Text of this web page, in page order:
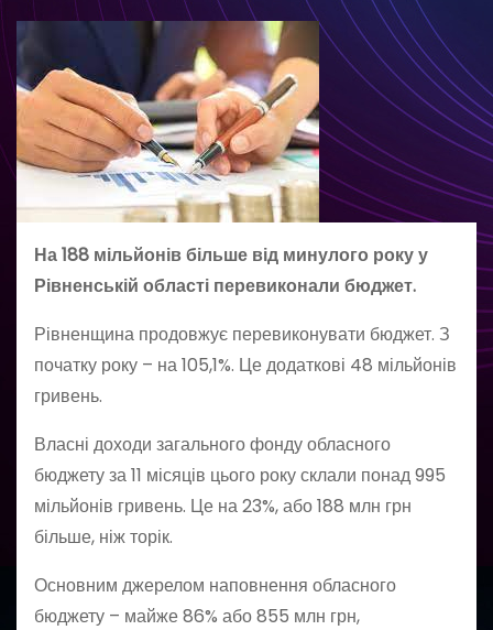
На 188 мільйонів більше від минулого року у
Рівненській області перевиконали бюджет.
Рівненщина продовжує перевиконувати бюджет. З
початку року – на 105,1%. Це додаткові 48 мільйонів
гривень.
Власні доходи загального фонду обласного
бюджету за 11 місяців цього року склали понад 995
мільйонів гривень. Це на 23%, або 188 млн грн
більше, ніж торік.
Основним джерелом наповнення обласного
бюджету – майже 86% або 855 млн грн,